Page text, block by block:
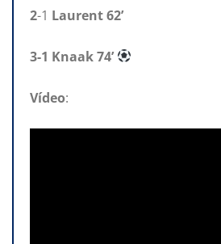
2-1 Laurent 62’
3-1 Knaak 74’
Vídeo: